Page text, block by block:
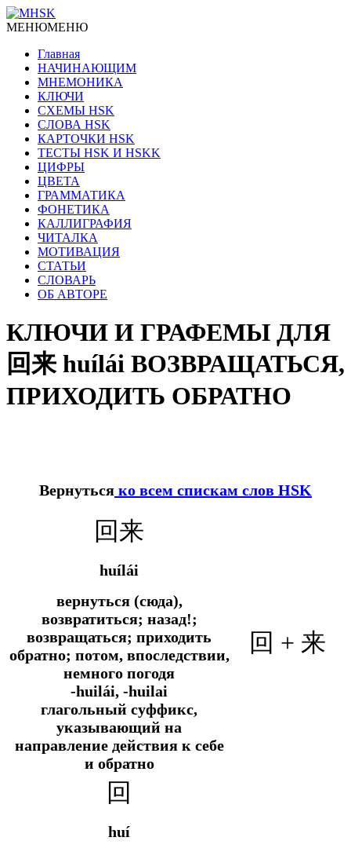
МЕНЮМЕНЮ
Главная
НАЧИНАЮЩИМ
МНЕМОНИКА
КЛЮЧИ
СХЕМЫ HSK
СЛОВА HSK
КАРТОЧКИ HSK
ТЕСТЫ HSK И HSKK
ЦИФРЫ
ЦВЕТА
ГРАММАТИКА
ФОНЕТИКА
КАЛЛИГРАФИЯ
ЧИТАЛКА
МОТИВАЦИЯ
СТАТЬИ
СЛОВАРЬ
ОБ АВТОРЕ
КЛЮЧИ И ГРАФЕМЫ ДЛЯ
回来 huílái ВОЗВРАЩАТЬСЯ,
ПРИХОДИТЬ ОБРАТНО
Вернуться ко всем спискам слов HSK
回来
huílái
вернуться (сюда),
возвратиться; назад!;
возвращаться; приходить
обратно; потом, впоследствии,
немного погодя
-huilái, -huilai
глагольный суффикс,
указывающий на
направление действия к себе
и обратно
回 + 来
回
huí